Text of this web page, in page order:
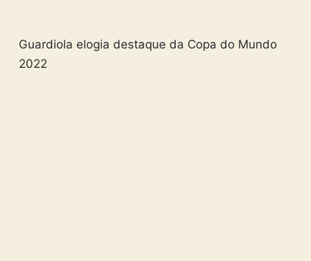
Guardiola elogia destaque da Copa do Mundo
2022